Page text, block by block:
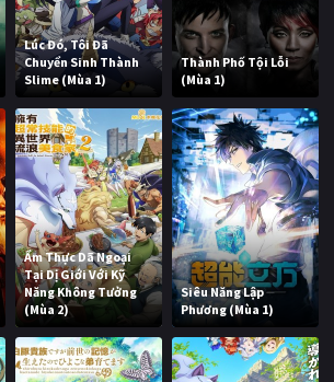
Lúc Đó, Tôi Đã
Chuyển Sinh Thành
Slime (Mùa 1)
Thành Phố Tội Lỗi
(Mùa 1)
Ẩm Thực Dã Ngoại
Tại Dị Giới Với Kỹ
Năng Không Tưởng
(Mùa 2)
Siêu Năng Lập
Phương (Mùa 1)